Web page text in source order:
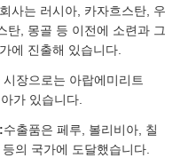
사는 러시아, 카자흐스탄, 우
탄, 몽골 등 이전에 소련과 그
에 진출해 있습니다.
장으로는 아랍에미리트
가 있습니다.
수출품은 페루, 볼리비아, 칠
의 국가에 도달했습니다.